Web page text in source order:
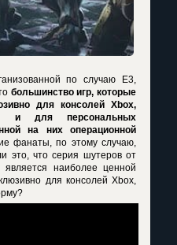
по случаю E3,
большинство игр, которые
для консолей Xbox,
и для персональных
на них операционной
фанаты, по этому случаю,
это, что серия шутеров от
наиболее ценной
для консолей Xbox,